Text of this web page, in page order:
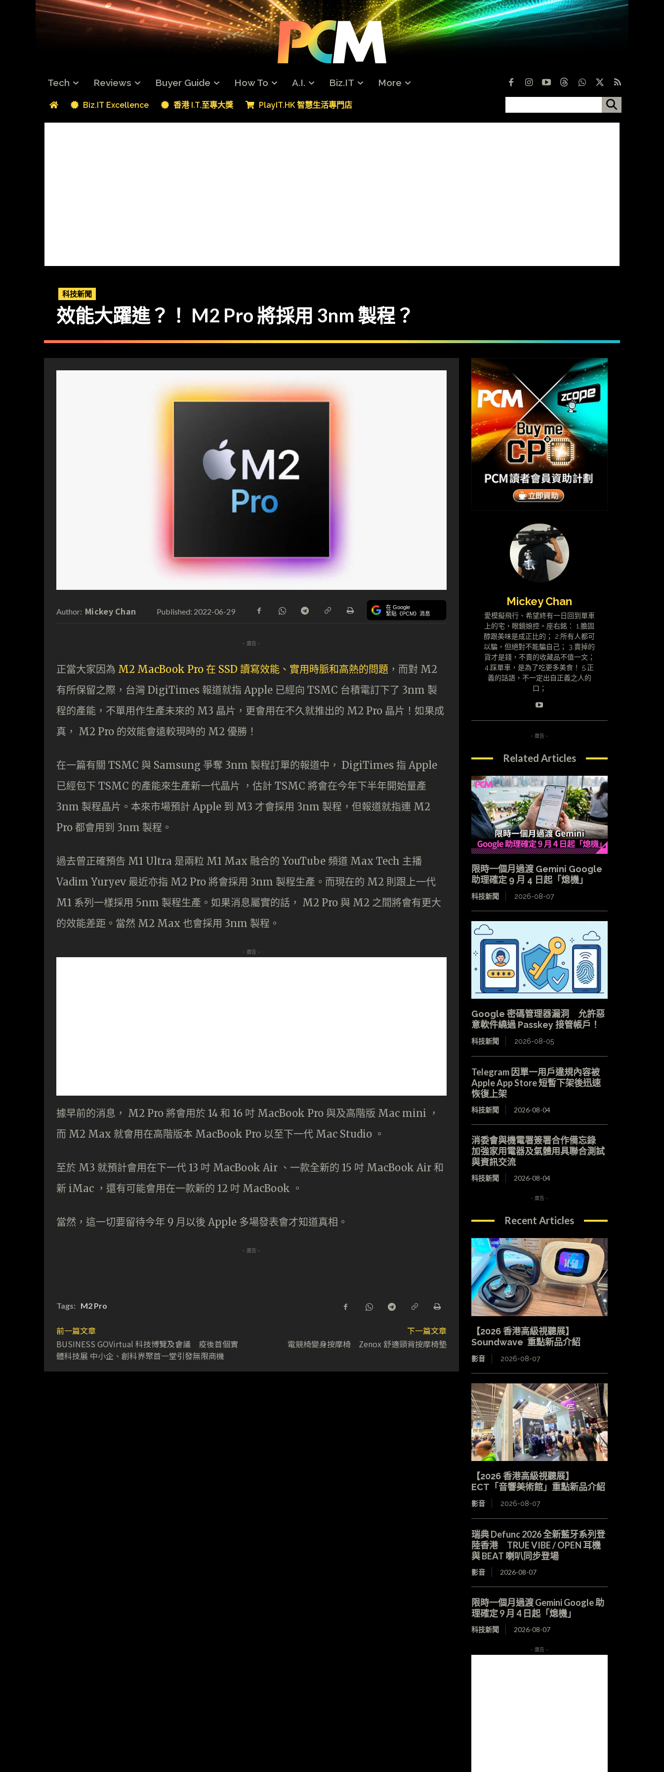
Tech Reviews Buyer Guide How To A.I. Biz.IT More
Biz.IT Excellence 香港 I.T.至專大獎 PlayIT.HK 智慧生活專門店
科技新聞
效能大躍進？！ M2 Pro 將採用 3nm 製程？
Author: Mickey Chan Published: 2022-06-29 在 Google
緊貼《PCM》消息
- 廣告 -
正當大家因為 M2 MacBook Pro 在 SSD 讀寫效能、實用時脈和高熱的問題 ，而對 M2
有所保留之際，台灣 DigiTimes 報道就指 Apple 已經向 TSMC 台積電訂下了 3nm 製
程的產能，不單用作生產未來的 M3 晶片，更會用在不久就推出的 M2 Pro 晶片！如果成
真， M2 Pro 的效能會遠較現時的 M2 優勝！
在一篇有關 TSMC 與 Samsung 爭奪 3nm 製程訂單的報道中， DigiTimes 指 Apple
已經包下 TSMC 的產能來生產新一代晶片 ，估計 TSMC 將會在今年下半年開始量產
3nm 製程晶片。本來市場預計 Apple 到 M3 才會採用 3nm 製程，但報道就指連 M2
Pro 都會用到 3nm 製程。
過去曾正確預告 M1 Ultra 是兩粒 M1 Max 融合的 YouTube 頻道 Max Tech 主播
Vadim Yuryev 最近亦指 M2 Pro 將會採用 3nm 製程生產。而現在的 M2 則跟上一代
M1 系列一樣採用 5nm 製程生產。如果消息屬實的話， M2 Pro 與 M2 之間將會有更大
的效能差距。當然 M2 Max 也會採用 3nm 製程。
- 廣告 -
據早前的消息， M2 Pro 將會用於 14 和 16 吋 MacBook Pro 與及高階版 Mac mini ，
而 M2 Max 就會用在高階版本 MacBook Pro 以至下一代 Mac Studio 。
至於 M3 就預計會用在下一代 13 吋 MacBook Air 、一款全新的 15 吋 MacBook Air 和
新 iMac ，還有可能會用在一款新的 12 吋 MacBook 。
當然，這一切要留待今年 9 月以後 Apple 多場發表會才知道真相。
- 廣告 -
Tags: M2 Pro
前一篇文章
BUSINESS GOVirtual 科技博覽及會議 疫後首個實
體科技展 中小企、創科界聚首一堂引發無限商機
下一篇文章
電競椅變身按摩椅 Zenox 舒適頸背按摩椅墊
Mickey Chan
愛模擬飛行、希望終有一日回到單車
上的宅，眼鏡娘控。座右銘： 1.膽固
醇跟美味是成正比的； 2.所有人都可
以騙，但絕對不能騙自己； 3.賣掉的
貨才是錢，不賣的收藏品不值一文；
4.踩單車，是為了吃更多美食！ 5.正
義的話語，不一定出自正義之人的
口；
- 廣告 -
Related Articles
限時一個月過渡 Gemini Google
助理確定 9 月 4 日起「熄機」
科技新聞 2026-08-07
Google 密碼管理器漏洞 允許惡
意軟件繞過 Passkey 接管帳戶！
科技新聞 2026-08-05
Telegram 因單一用戶違規內容被
Apple App Store 短暫下架後迅速
恢復上架
科技新聞 2026-08-04
消委會與機電署簽署合作備忘錄
加強家用電器及氣體用具聯合測試
與資訊交流
科技新聞 2026-08-04
- 廣告 -
Recent Articles
【2026 香港高級視聽展】
Soundwave 重點新品介紹
影音 2026-08-07
【2026 香港高級視聽展】
ECT「音響美術館」重點新品介紹
影音 2026-08-07
瑞典 Defunc 2026 全新藍牙系列登
陸香港 TRUE VIBE / OPEN 耳機
與 BEAT 喇叭同步登場
影音 2026-08-07
限時一個月過渡 Gemini Google 助
理確定 9 月 4 日起「熄機」
科技新聞 2026-08-07
- 廣告 -